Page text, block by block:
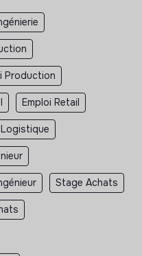
Production
Emploi Retail
Stage Achats